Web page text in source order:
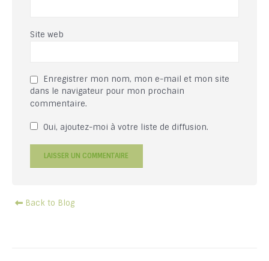
Site web
Enregistrer mon nom, mon e-mail et mon site
dans le navigateur pour mon prochain
commentaire.
Oui, ajoutez-moi à votre liste de diffusion.
Back to Blog